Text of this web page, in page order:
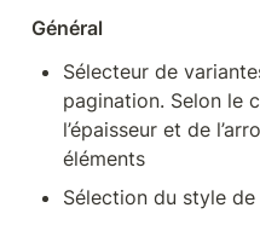
Général
Sélecteur de
pagination. Selon le
l’épaisseur et de
éléments
Sélection du style